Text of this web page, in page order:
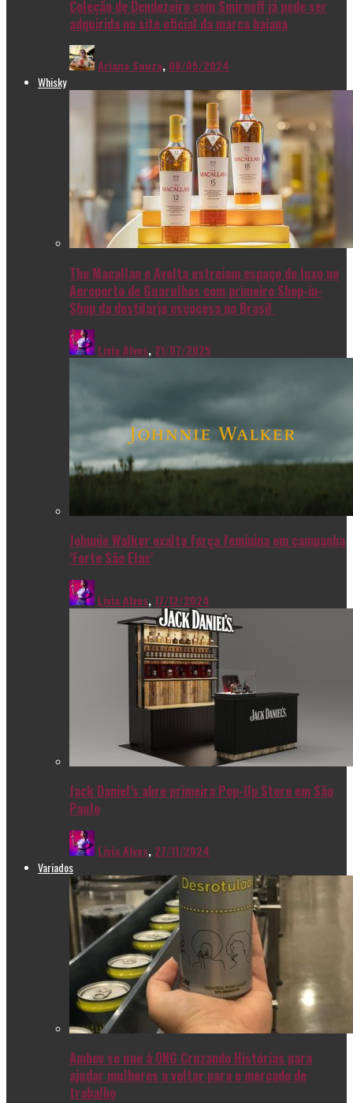
Coleção de Dendezeiro com Smirnoff já pode ser
adquirida no site oficial da marca baiana
Ariana Souza, 08/05/2024
Whisky
The Macallan e Avolta estreiam espaço de luxo no
Aeroporto de Guarulhos com primeiro Shop-in-
Shop da destilaria escocesa no Brasil
Livia Alves, 21/07/2025
Johnnie Walker exalta força feminina em campanha
‘Forte São Elas’
Livia Alves,17/12/2024
Jack Daniel’s abre primeira Pop-Up Store em São
Paulo
Livia Alves, 27/11/2024
Variados
Ambev se une à ONG Cruzando Histórias para
ajudar mulheres a voltar para o mercado de
trabalho